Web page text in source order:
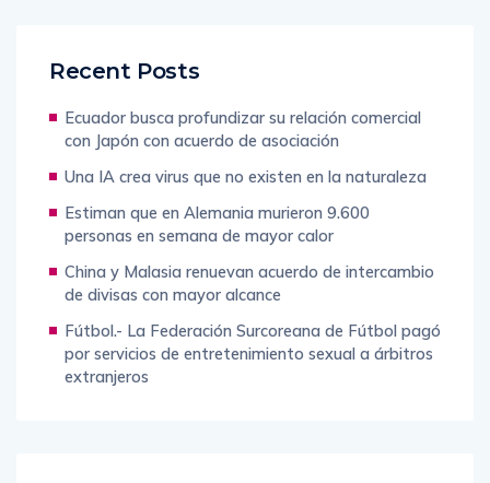
Recent Posts
Ecuador busca profundizar su relación comercial
con Japón con acuerdo de asociación
Una IA crea virus que no existen en la naturaleza
Estiman que en Alemania murieron 9.600
personas en semana de mayor calor
China y Malasia renuevan acuerdo de intercambio
de divisas con mayor alcance
Fútbol.- La Federación Surcoreana de Fútbol pagó
por servicios de entretenimiento sexual a árbitros
extranjeros